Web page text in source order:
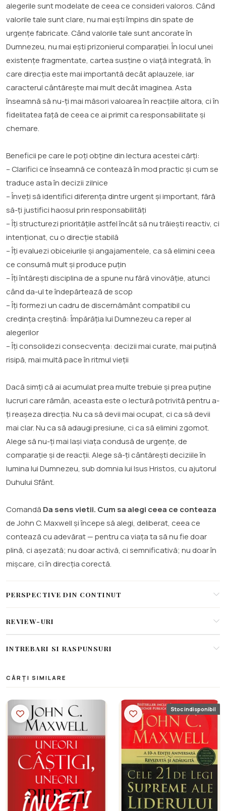
alegerile sunt modelate de ceea ce consideri valoros. Când
valorile tale sunt clare, nu mai ești împins din spate de
urgențe fabricate. Când valorile tale sunt ancorate în
Dumnezeu, nu mai ești prizonierul comparației. În locul unei
existențe fragmentate, cartea susține o viață integrată, în
care direcția este mai importantă decât aplauzele, iar
caracterul cântărește mai mult decât imaginea. Asta
înseamnă să nu-ți mai măsori valoarea în reacțiile altora, ci în
fidelitatea față de ceea ce ai primit ca responsabilitate și
chemare.
Beneficii pe care le poți obține din lectura acestei cărți:
– Clarifici ce înseamnă ce contează în mod practic și cum se
traduce asta în decizii zilnice
– Înveți să identifici diferența dintre urgent și important, fără
să-ți justifici haosul prin responsabilități
– Îți structurezi prioritățile astfel încât să nu trăiești reactiv, ci
intenționat, cu o direcție stabilă
– Îți evaluezi obiceiurile și angajamentele, ca să elimini ceea
ce consumă mult și produce puțin
– Îți întărești disciplina de a spune nu fără vinovăție, atunci
când da-ul te îndepărtează de scop
– Îți formezi un cadru de discernământ compatibil cu
credința creștină: Împărăția lui Dumnezeu ca reper al
alegerilor
– Îți consolidezi consecvența: decizii mai curate, mai puțină
risipă, mai multă pace în ritmul vieții
Dacă simți că ai acumulat prea multe trebuie și prea puține
lucruri care rămân, aceasta este o lectură potrivită pentru a-
ți reașeza direcția. Nu ca să devii mai ocupat, ci ca să devii
mai clar. Nu ca să adaugi presiune, ci ca să elimini zgomot.
Alege să nu-ți mai lași viața condusă de urgențe, de
comparație și de reacții. Alege să-ți cântărești deciziile în
lumina lui Dumnezeu, sub domnia lui Isus Hristos, cu ajutorul
Duhului Sfânt.
Comandă Da sens vietii. Cum sa alegi ceea ce conteaza
de John C. Maxwell și începe să alegi, deliberat, ceea ce
contează cu adevărat — pentru ca viața ta să nu fie doar
plină, ci așezată; nu doar activă, ci semnificativă; nu doar în
mișcare, ci în direcția corectă.
PERSPECTIVE DIN CONTINUT
REVIEW-URI
INTREBARI SI RASPUNSURI
CĂRȚI SIMILARE
Stoc indisponibil